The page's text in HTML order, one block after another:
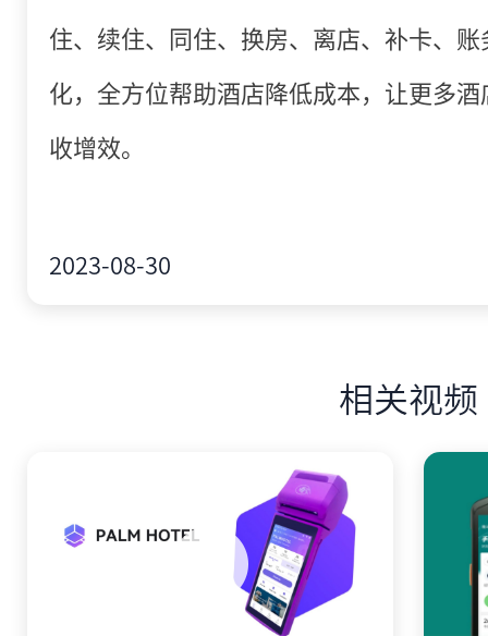
住、续住、同住、换房、离店、补卡、
化，全方位帮助酒店降低成本，让更多
收增效。
2023-08-30
相关视频